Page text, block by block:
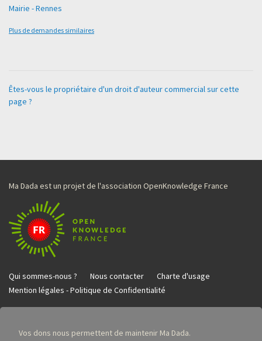
Mairie - Rennes
Plus de demandes similaires
Êtes-vous le propriétaire d'un droit d'auteur commercial sur cette
page ?
Ma Dada est un projet de l'association OpenKnowledge France
Qui sommes-nous ? Nous contacter
Charte d'usage
Mention légales - Politique de Confidentialité
Vos dons nous permettent de maintenir Ma Dada.